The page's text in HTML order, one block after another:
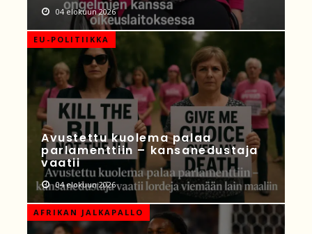
04 elokuun 2026
EU-POLITIIKKA
Avustettu kuolema palaa
parlamenttiin – kansanedustaja
vaatii
04 elokuun 2026
AFRIKAN JALKAPALLO